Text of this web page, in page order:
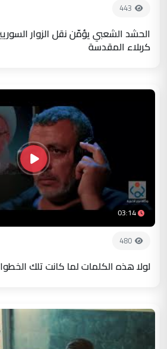
443
الحشد الشعبي يؤمّن نقل الزوار
كربلاء المقدسة
03:14
480
لولا هذه الكلمات لما كانت تلك